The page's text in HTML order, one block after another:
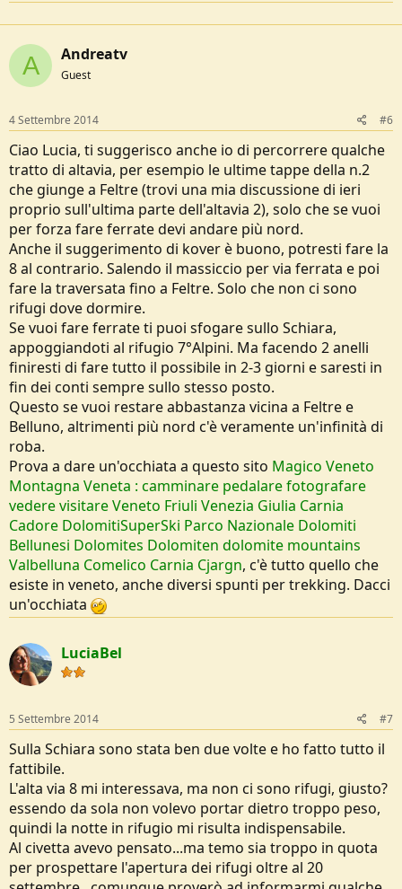
A Andreatv
Guest
4 Settembre 2014 #6
Ciao Lucia, ti suggerisco anche io di percorrere qualche
tratto di altavia, per esempio le ultime tappe della n.2
che giunge a Feltre (trovi una mia discussione di ieri
proprio sull'ultima parte dell'altavia 2), solo che se vuoi
per forza fare ferrate devi andare più nord.
Anche il suggerimento di kover è buono, potresti fare la
8 al contrario. Salendo il massiccio per via ferrata e poi
fare la traversata fino a Feltre. Solo che non ci sono
rifugi dove dormire.
Se vuoi fare ferrate ti puoi sfogare sullo Schiara,
appoggiandoti al rifugio 7°Alpini. Ma facendo 2 anelli
finiresti di fare tutto il possibile in 2-3 giorni e saresti in
fin dei conti sempre sullo stesso posto.
Questo se vuoi restare abbastanza vicina a Feltre e
Belluno, altrimenti più nord c'è veramente un'infinità di
roba.
Prova a dare un'occhiata a questo sito Magico Veneto
Montagna Veneta : camminare pedalare fotografare
vedere visitare Veneto Friuli Venezia Giulia Carnia
Cadore DolomitiSuperSki Parco Nazionale Dolomiti
Bellunesi Dolomites Dolomiten dolomite mountains
Valbelluna Comelico Carnia Cjargn, c'è tutto quello che
esiste in veneto, anche diversi spunti per trekking. Dacci
un'occhiata
LuciaBel
5 Settembre 2014 #7
Sulla Schiara sono stata ben due volte e ho fatto tutto il
fattibile.
L'alta via 8 mi interessava, ma non ci sono rifugi, giusto?
essendo da sola non volevo portar dietro troppo peso,
quindi la notte in rifugio mi risulta indispensabile.
Al civetta avevo pensato...ma temo sia troppo in quota
per prospettare l'apertura dei rifugi oltre al 20